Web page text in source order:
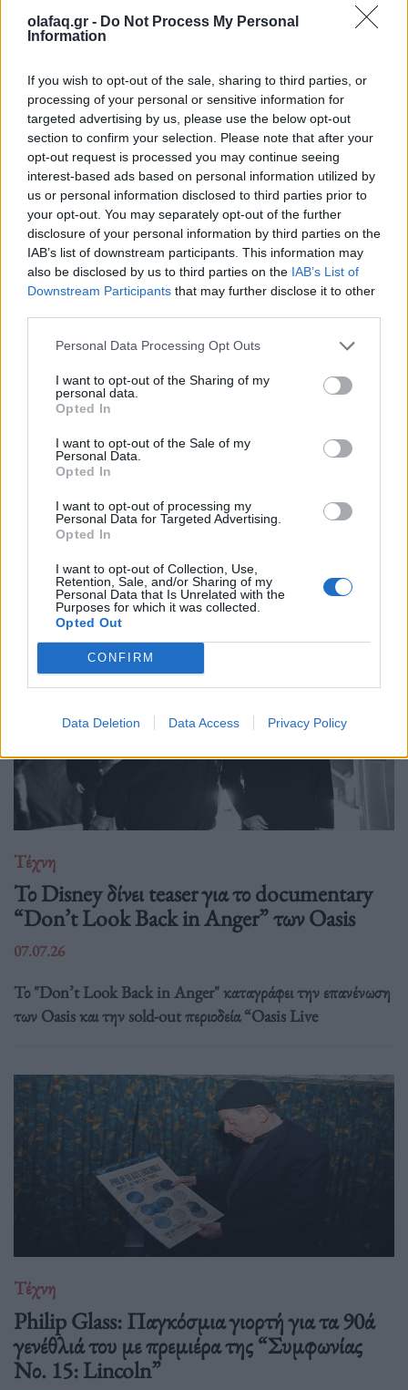
olafaq.gr - Do Not Process My Personal
Information
If you wish to opt-out of the sale, sharing to third parties, or
processing of your personal or sensitive information for
targeted advertising by us, please use the below opt-out
section to confirm your selection. Please note that after your
opt-out request is processed you may continue seeing
interest-based ads based on personal information utilized by
us or personal information disclosed to third parties prior to
your opt-out. You may separately opt-out of the further
disclosure of your personal information by third parties on the
IAB’s list of downstream participants. This information may
also be disclosed by us to third parties on the IAB’s List of
Downstream Participants that may further disclose it to other
Personal Data Processing Opt Outs
I want to opt-out of the Sharing of my
personal data.
Opted In
I want to opt-out of the Sale of my
Personal Data.
Opted In
I want to opt-out of processing my
Personal Data for Targeted Advertising.
Opted In
I want to opt-out of Collection, Use,
Retention, Sale, and/or Sharing of my
Personal Data that Is Unrelated with the
Purposes for which it was collected.
Opted Out
CONFIRM
Data Deletion Data Access Privacy Policy
Πηγή: ΑΠΕ-ΜΠΕ
Ακολουθήστε το OLAFAQ
στο Google News
Ετικέτες :1989, streams, Taylor Swift ,μουσική βιομηχανία,Ψηφιακές
Πλατφόρμες.
Δείτε επίσης
Τέχνη
Το Disney δίνει teaser για το documentary
“Don’t Look Back in Anger” των Oasis
07.07.26
Το "Don’t Look Back in Anger" καταγράφει την επανένωση
των Oasis και την sold-out περιοδεία “Oasis Live
Τέχνη
Philip Glass: Παγκόσμια γιορτή για τα 90ά
γενέθλιά του με πρεμιέρα της “Συμφωνίας
Νο. 15: Lincoln”